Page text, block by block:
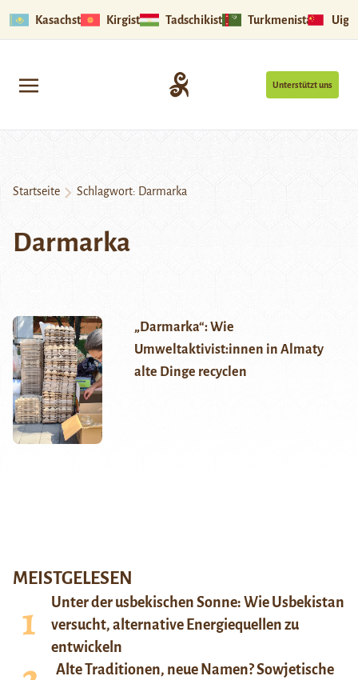
Kasachstan Kirgistan Tadschikistan Turkmenistan
Unterstützt uns
Startseite Schlagwort: Darmarka
Darmarka
„Darmarka“: Wie
Umweltaktivist:innen in Almaty
alte Dinge recyclen
MEISTGELESEN
Unter der usbekischen Sonne: Wie Usbekistan
versucht, alternative Energiequellen zu
entwickeln
Alte Traditionen, neue Namen? Sowjetische